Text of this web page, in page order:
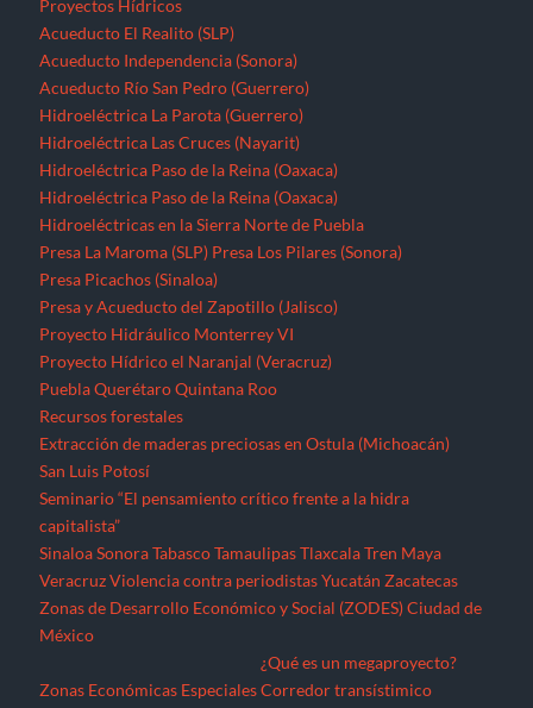
Proyectos Hídricos
Acueducto El Realito (SLP)
Acueducto Independencia (Sonora)
Acueducto Río San Pedro (Guerrero)
Hidroeléctrica La Parota (Guerrero)
Hidroeléctrica Las Cruces (Nayarit)
Hidroeléctrica Paso de la Reina (Oaxaca)
Hidroeléctrica Paso de la Reina (Oaxaca)
Hidroeléctricas en la Sierra Norte de Puebla
Presa La Maroma (SLP) Presa Los Pilares (Sonora)
Presa Picachos (Sinaloa)
Presa y Acueducto del Zapotillo (Jalisco)
Proyecto Hidráulico Monterrey VI
Proyecto Hídrico el Naranjal (Veracruz)
Puebla Querétaro Quintana Roo
Recursos forestales
Extracción de maderas preciosas en Ostula (Michoacán)
San Luis Potosí
Seminario “El pensamiento crítico frente a la hidra
capitalista”
Sinaloa Sonora Tabasco Tamaulipas Tlaxcala Tren Maya
Veracruz Violencia contra periodistas Yucatán Zacatecas
Zonas de Desarrollo Económico y Social (ZODES) Ciudad de
México
Zonas Económicas Especiales
¿Qué es un megaproyecto?
Corredor transístimico